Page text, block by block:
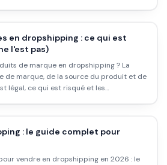
en dropshipping : ce qui est
l'est pas)
de marque en dropshipping ? La
de marque, de la source du produit et de
légal, ce qui est risqué et les
: le guide complet pour
vendre en dropshipping en 2026 : le